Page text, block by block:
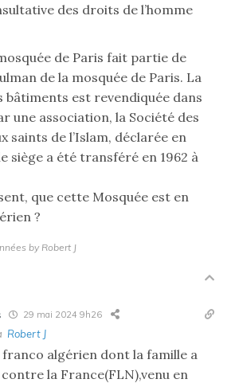
des droits de l’homme
de Paris fait partie de
de la mosquée de Paris. La
bâtiments est revendiquée dans
une association, la Société des
saints de l’Islam, déclarée en
siège a été transféré en 1962 à
que cette Mosquée est en
?
by Robert J
29 mai 2024 9h26
Robert J
algérien dont la famille a
la France(FLN),venu en